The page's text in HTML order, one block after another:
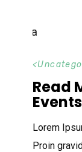
<
Read
Events
Lorem
Proin